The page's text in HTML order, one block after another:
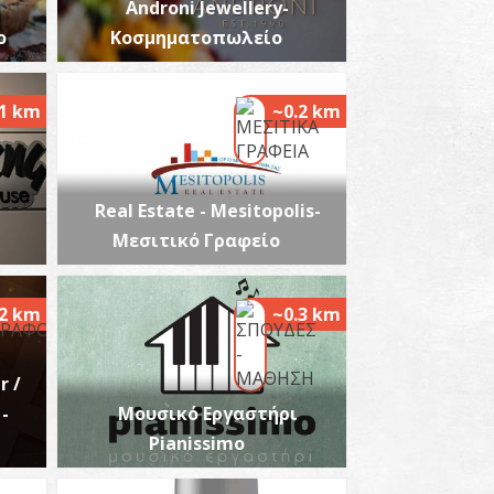
Ν. Δημήτριος - Μαιευτήρας
Γυναικολόγος (Γαργαλιάνοι)
~0.3Km
Λινάρδου - Πύργος
~5.1Km
Androni Jewellery-
Κοσμηματοπωλείο
km ~0.2 km
Real Estate - Mesitopolis-
Μεσιτικό Γραφείο
km
/
~0.3 km
Μουσικό Εργαστήρι
Pianissimo